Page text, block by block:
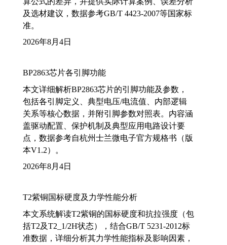
及选材建议，数据参考GB/T 4423-2007等国家标
准。
2026年8月4日
BP2863芯片各引脚功能
本文详细解析BP2863芯片的引脚功能及参数，
包括各引脚定义、典型电压/电流值、内部逻辑
关系等核心数据，并附引脚参数对照表。内容涵
盖驱动配置、保护机制及典型应用电路设计要
点，数据参考自杭州士兰微电子官方规格书（版
本V1.2）。
2026年8月4日
T2紫铜国标硬度及力学性能分析
本文系统解读T2紫铜的国标硬度和抗拉强度（包
括T2及T2_1/2H状态），结合GB/T 5231-2012标
准数据，详细分析其力学性能指标及影响因素，